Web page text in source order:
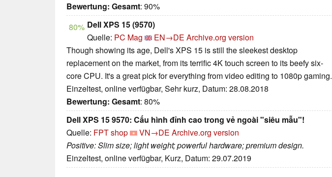
Bewertung: Gesamt: 90%
80% Dell XPS 15 (9570)
Quelle: PC Mag EN→DE Archive.org version
Though showing its age, Dell's XPS 15 is still the sleekest desktop
replacement on the market, from its terrific 4K touch screen to its beefy six-
core CPU. It's a great pick for everything from video editing to 1080p gaming.
Einzeltest, online verfügbar, Sehr kurz, Datum: 28.08.2018
Bewertung: Gesamt: 80%
Dell XPS 15 9570: Cấu hình đỉnh cao trong vẻ ngoài "siêu mẫu"!
Quelle: FPT shop VN→DE Archive.org version
Positive: Slim size; light weight; powerful hardware; premium design.
Einzeltest, online verfügbar, Kurz, Datum: 29.07.2019